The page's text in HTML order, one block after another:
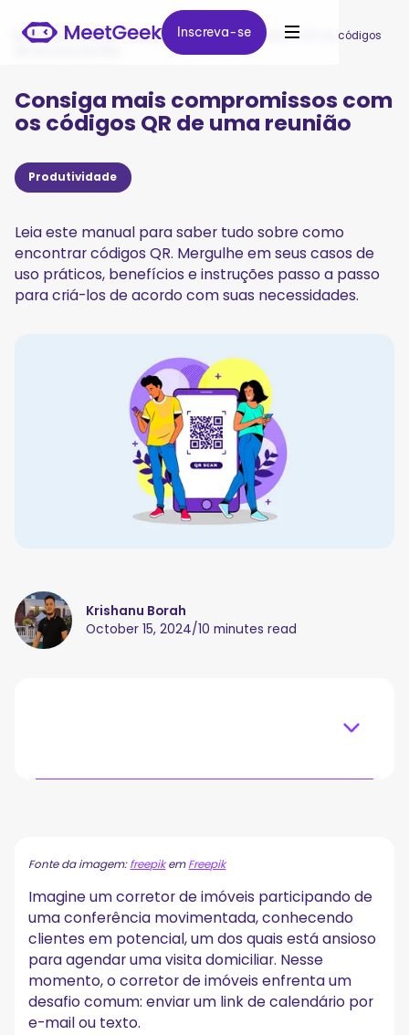
Inscreva-se
Inscreva-se
MeetGeek / Blog / Consiga mais compromissos com os códigos
Consiga mais compromissos com
os códigos QR de uma reunião
Produtividade
Leia este manual para saber tudo sobre como
encontrar códigos QR. Mergulhe em seus casos de
uso práticos, benefícios e instruções passo a passo
para criá-los de acordo com suas necessidades.
Krishanu Borah
October 15, 2024/10 minutes read
reuniões?
Principais plataformas para integração com códigos
QR de reuniões
Calendly
Google Meet
Como posso criar um QR Code para
agendamentos?
Fonte da imagem:freepikemFreepik
Imagine um corretor de imóveis participando de
uma conferência movimentada, conhecendo
clientes em potencial, um dos quais está ansioso
para agendar uma visita domiciliar. Nesse
momento, o corretor de imóveis enfrenta um
desafio comum: enviar um link de calendário por
e-mail ou texto.